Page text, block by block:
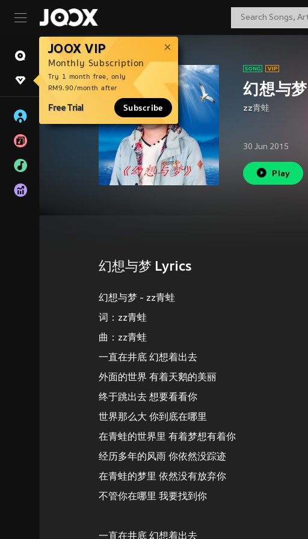
JOOX VIP
Monthly Subscription
Try 1 month free, only
RM9.90/month after
Free Trial Subscribe
幻想与梦
zz青蛙
30 Jun 2015
Play
幻想与梦 Lyrics
幻想与梦 - zz青蛙
词：zz青蛙
曲：zz青蛙
一直在井底 幻想着出去
外面的世界 有着天鹅的美丽
终于跳出去 想要看看你
世界那么大 你到底在哪里
在青蛙的世界里 有着梦想有着你
经历多年的风雨 你依然没踪迹
在青蛙的梦里 依然没有放弃你
不管你在哪里 我要找到你
一直在井底 幻想着出去